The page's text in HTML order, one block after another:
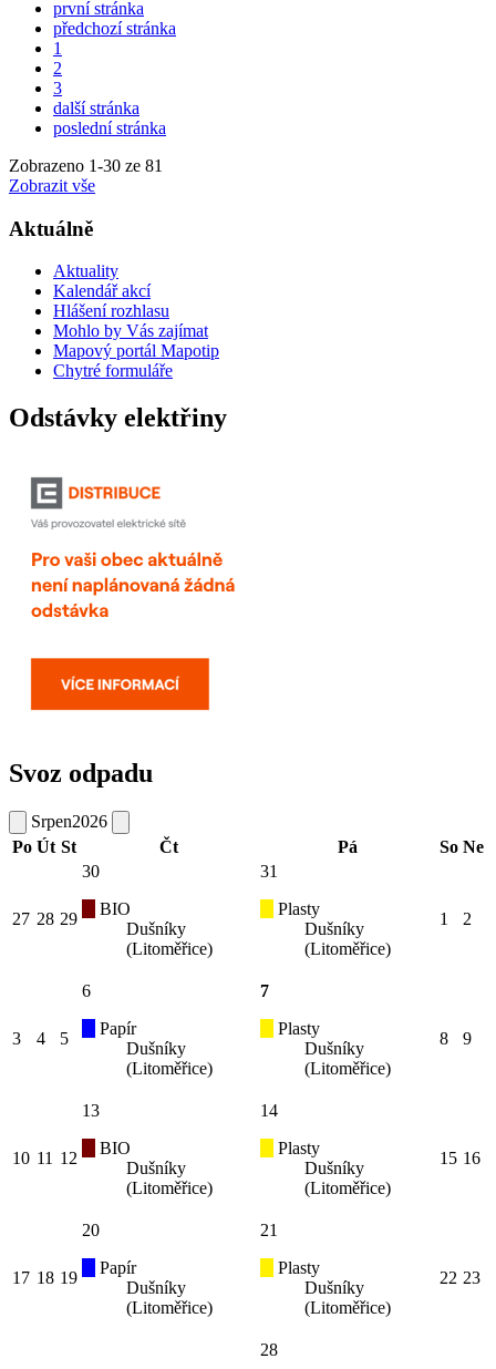
první stránka
předchozí stránka
1
2
3
další stránka
poslední stránka
Zobrazeno 1-30 ze 81
Zobrazit vše
Aktuálně
Aktuality
Kalendář akcí
Hlášení rozhlasu
Mohlo by Vás zajímat
Mapový portál Mapotip
Chytré formuláře
Odstávky elektřiny
Svoz odpadu
Srpen2026
Po Út St Čt Pá So Ne
27 28 29
30
BIO
Dušníky
(Litoměřice)
31
Plasty
Dušníky
(Litoměřice)
1 2
3 4 5
6
Papír
Dušníky
(Litoměřice)
7
Plasty
Dušníky
(Litoměřice)
8 9
10 11 12
13
BIO
Dušníky
(Litoměřice)
14
Plasty
Dušníky
(Litoměřice)
15 16
17 18 19
20
Papír
Dušníky
(Litoměřice)
21
Plasty
Dušníky
(Litoměřice)
22 23
28